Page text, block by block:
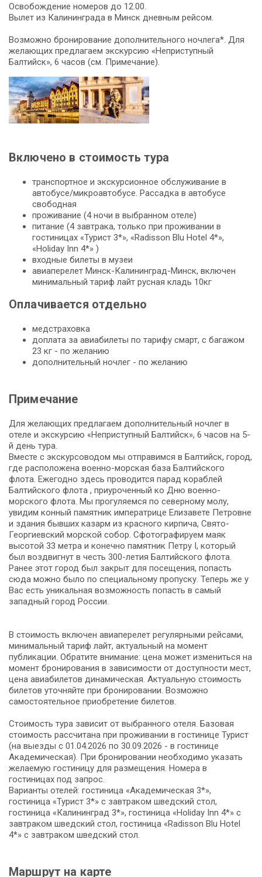
Освобождение номеров до 12.00.
Вылет из Калининграда в Минск дневным рейсом.
Возможно бронирование дополнительного ночлега*. Для
желающих предлагаем экскурсию «Неприступный
Балтийск», 6 часов (см. Примечание).
Включено в стоимость тура
транспортное и экскурсионное обслуживание в
автобусе/микроавтобусе. Рассадка в автобусе
свободная
проживание (4 ночи в выбранном отеле)
питание (4 завтрака, только при проживании в
гостиницах «Турист 3*», «Radisson Blu Hotel 4*»,
«Holiday Inn 4*» )
входные билеты в музеи
авиаперелет Минск-Калининград-Минск, включен
минимальный тариф лайт русная кладь 10кг
Оплачивается отдельно
медстраховка
доплата за авиабилеты по тарифу смарт, с багажом
23 кг - по желанию
дополнительный ночлег - по желанию
Примечание
Для желающих предлагаем дополнительный ночлег в
отеле и экскурсию «Неприступный Балтийск», 6 часов на 5-
й день тура.
Вместе с экскурсоводом мы отправимся в Балтийск, город,
где расположена военно-морская база Балтийского
флота. Ежегодно здесь проводится парад кораблей
Балтийского флота , приуроченный ко Дню военно-
морского флота. Мы прогуляемся по северному молу,
увидим конный памятник императрице Елизавете Петровне
и здания бывших казарм из красного кирпича, Свято-
Георгиевский морской собор. Сфотографируем маяк
высотой 33 метра и конечно памятник Петру I, который
был воздвигнут в честь 300-летия Балтийского флота.
Ранее этот город был закрыт для посещения, попасть
сюда можно было по специальному пропуску. Теперь же у
Вас есть уникальная возможность попасть в самый
западный город России.
В стоимость включен авиаперелет регулярными рейсами,
минимальный тариф лайт, актуальный на момент
публикации. Обратите внимание: цена может измениться на
момент бронирования в зависимости от доступности мест,
цена авиабилетов динамическая. Актуальную стоимость
билетов уточняйте при бронировании. Возможно
самостоятельное приобретение билетов.
Стоимость тура зависит от выбранного отеля. Базовая
стоимость рассчитана при проживании в гостинице Турист
(на выезды с 01.04.2026 по 30.09.2026 - в гостинице
Академическая). При бронировании необходимо указать
желаемую гостиницу для размещения. Номера в
гостиницах под запрос.
Варианты отелей: гостиница «Академическая 3*»,
гостиница «Турист 3*» с завтраком шведский стол,
гостиница «Калининград 3*», гостиница «Holiday Inn 4*» с
завтраком шведский стол, гостиница «Radisson Blu Hotel
4*» с завтраком шведский стол.
Маршрут на карте